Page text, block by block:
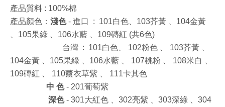
產品質料 : 100%棉
產品顏色： 淺色 - 進口 : 101白色、103芥黃
、104金黃
、105果綠
、106水藍
、109磚紅 (共6色)
台灣 : 101白色、 102粉色 103芥黃
104金黃
、105果綠 、106水藍 107桃粉 108米白
109磚紅
110薰衣草紫
111卡其色
中 色 - 201葡萄紫
深色 - 301大紅色 、302亮紫 、303深綠
、304